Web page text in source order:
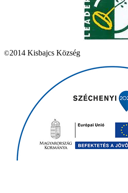
©2014 Kisbajcs Község